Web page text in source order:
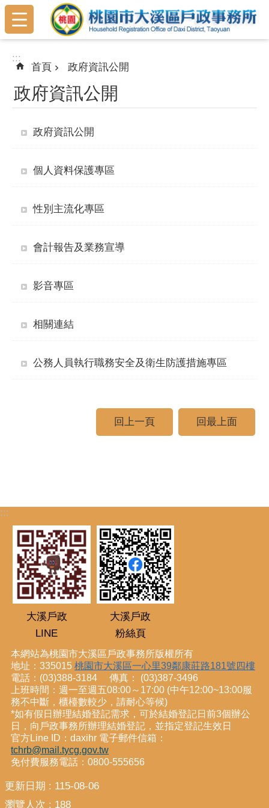
跳到主要內容區塊
:::
:::
首頁 政府資訊公開
政府資訊公開
政府資訊公開
個人資料保護專區
性別主流化專區
會計報告及業務宣導
影音專區
相關連結
公務人員執行職務安全及衛生防護措施專區
回上一頁 回最上面
:::
大溪戶政
LINE
大溪戶政
粉絲頁
本網站為桃園市大溪區戶政事務所版權所有
地址：335015 桃園市大溪區一心里39鄰康莊路181號四樓
電話：(03)388-3184 傳真： (03)387-3496
上班時間：週一至週五08:00～17:00 (中午12:00~13:00服
務不中斷，櫃檯數較少，請耐心等候)
*如有假日辦理結婚登記需求，可於結婚登記日前3個辦公
日，向戶政事務所辦理結婚登記，並指定登記生效日
官方Line ID：daxihr 電子郵件信箱：
tchrb@mail.tycg.gov.tw
免付費服務電話：0800-555656
更新日期
115-08-06
瀏覽人次
188